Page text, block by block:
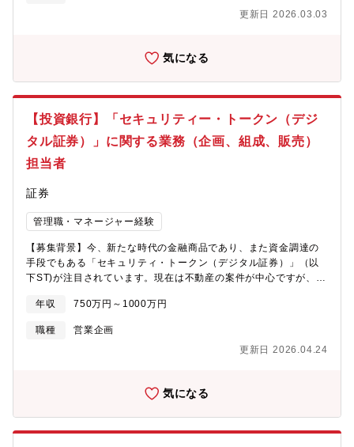
ームの構築、ITインフラの整備と運用、ITヘルプデスクの運用を行
と共に、限られた人員でより成果を上げるための分析・仕組み化
られている。一方で、金融機関の中でも特に情報管理が厳格であ
権管理が極めて重要な要素であり、監査上の要求もグローバルに
年々高まっており、ITを活用して常に適切なアクセス権が付与さ
手町のIB企画部内で、IB企画部社員、アプリケーション系IT部
バーが常勤している。 Responsibility：日本IBの業務効率化・デ
ジタル変革を加速するため、経営や現場の課題を可視化し、最新
のIT技術やサービス、トレンドを踏まえた解決策を企画し、シス
テムの導入・開発プロジェクトをビジネスサイドのリードとして
推進する。主には、BAとして自社開発アプリケーションの要件定
義・プロジェクト管理、RPA開発、外部ベンダー製品の導入にお
プリケーションの利用促進等を行う。日本IBの全体像を俯瞰し、
た抜本的な変革を実現することが期待されている。フロント部署
へのヒアリングに加え、AI関連部署、国内外のIT関連部署、IB企
レポート先はチームリーダーを想定。
更新日 2026.03.03
気になる
【投資銀行】「セキュリティー・トークン（デジ
タル証券）」に関する業務（企画、組成、販売）
担当者
証券
管理職・マネージャー経験
【募集背景】今、新たな時代の金融商品であり、また資金調達の
手段でもある「セキュリティ・トークン（デジタル証券）」（以
下ST)が注目されています。現在は不動産の案件が中心ですが、こ
額も拡大していくと期待されています。当社はその将来性に着目
し、早くからこの事業分野に注力して参りました。本事業分野を
更に伸長させていくにあたり、本業務にかかる担当者を募集しま
す。専門性を磨き、ぜひ中長期的に活躍いただきたいと考えてお
ただきます。折衝先はプラットフォーマー、事業法人、提携金融
ィ・トークン）の発行を考えている、もしくは潜在的なニーズの
年収 750万円～1000万円
職種
営業企画
更新日 2026.04.24
気になる